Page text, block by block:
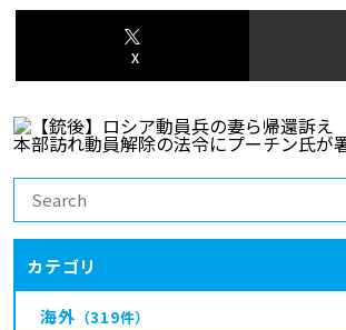
X
カテゴリ
海外 （319件）